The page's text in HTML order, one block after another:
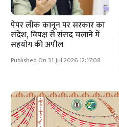
पेपर लीक कानून पर सरकार का
संदेश, विपक्ष से संसद चलाने में
सहयोग की अपील
Published On 31 Jul 2026 12:17:08